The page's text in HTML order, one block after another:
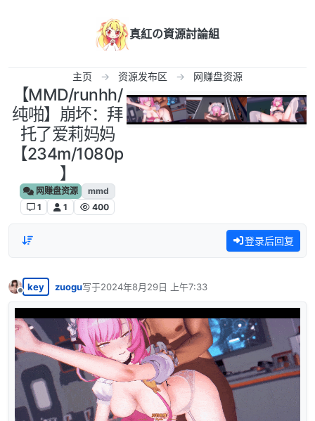
真紅の資源討論組
主页 资源发布区 网赚盘资源
【MMD/runhh/
纯啪】崩坏：拜
托了爱莉妈妈
【234m/1080p
】
网赚盘资源
mmd
1
1 400
登录后回复
离线
key zuogu写于2024年8月29日 上午7:33
最后由 编辑